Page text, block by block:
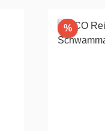
%Rabatt